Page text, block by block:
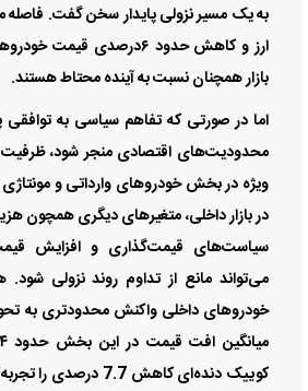
ارز و کاهش حدود ۶درصدی
بازار همچنان نسبت به آینده محتاط هستند.
اما در صورتی که تفاهم سیاسی به
محدودیت‌های اقتصادی منجر شود،
ویژه در بخش خودرو‌های وارداتی و
در بازار داخلی، متغیر‌های دیگری همچون
سیاست‌های قیمت‌گذاری و افزایش
می‌تواند مانع از تداوم روند نزولی
خودرو‌های داخلی واکنش محدودتری به
کوییک دنده‌ای کاهش 7.7